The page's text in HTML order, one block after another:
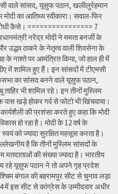
वाले सांसद, यूसुफ पठान, खलीलुर्रहमान
मोदी का आतिथ्य स्वीकारा। सवाल-फिर
कैसे। ================ 7
नरेंद्र मोदी ने ममता बनर्जी के
उद्धव ठाकरे के नेतृत्व वाली शिवसेना के
के नाश्ते पर आमंत्रित किया, जो हाल ही में
में शामिल हुए हैं। इन सांसदों में टीएमसी
का सांसद बनने वाले यूसुफ पठान,
भी शामिल रहे। इन तीनों मुस्लिम
पास खड़े होकर गर्व से फोटो भी खिंचवाया।
कार्यशैली की प्रशंसा करते हुए कहा कि मोदी
हो रहा है। मोदी के 12 वर्ष के
को ज्यादा सुरक्षित महसूस करता है।
है कि तीनों मुस्लिम सांसदों के
मतदाताओं की संख्या ज्यादा है। भारतीय
रहे यूसुफ पठान ने तो अपने गृह प्रदेश
बंगाल की बहरामपुर सीट से चुनाव लड़ा
में इस सीट से कांग्रेस के उम्मीदवार अधीर